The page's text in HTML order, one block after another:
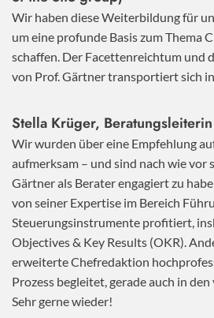
Wir haben diese Weiterbildung für
um eine profunde Basis zum Thema
schaffen. Der Facettenreichtum und
von Prof. Gärtner transportiert sich
Stella Krüger,
Wir wurden über eine Empfehlung
aufmerksam – und sind nach wie vor
Gärtner als Berater engagiert zu
von seiner Expertise im Bereich
Steuerungsinstrumente profitiert,
Objectives & Key Results (OKR).
erweiterte Chefredaktion
Prozess begleitet, gerade auch in
Sehr gerne wieder!